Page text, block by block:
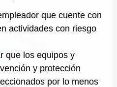
que cuente con
actividades con riesgo
que los equipos y
y protección
por lo menos